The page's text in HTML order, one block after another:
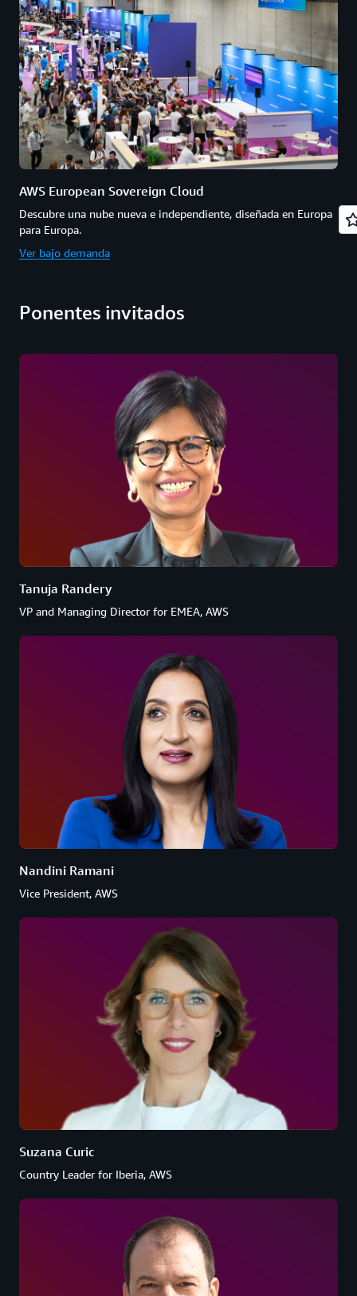
AWS European Sovereign Cloud
Descubre una nube nueva e independiente, diseñada en Europa
para Europa.
Ver bajo demanda
Ponentes invitados
Tanuja Randery
VP and Managing Director for EMEA, AWS
Nandini Ramani
Vice President, AWS
Suzana Curic
Country Leader for Iberia, AWS